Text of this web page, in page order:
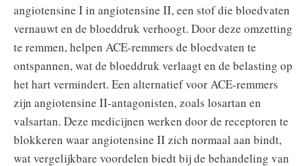
angiotensine I in angiotensine II, een stof die bloedvaten
vernauwt en de bloeddruk verhoogt. Door deze omzetting
te remmen, helpen ACE-remmers de bloedvaten te
ontspannen, wat de bloeddruk verlaagt en de belasting op
het hart vermindert. Een alternatief voor ACE-remmers
zijn angiotensine II-antagonisten, zoals losartan en
valsartan. Deze medicijnen werken door de receptoren te
blokkeren waar angiotensine II zich normaal aan bindt,
wat vergelijkbare voordelen biedt bij de behandeling van